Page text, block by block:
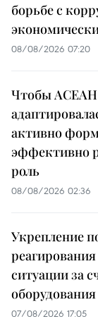
борьбе с
08/08/2026 07:20
Чтобы АСЕАН
активно
эффективно
роль
08/08/2026 02:36
Укрепление
ситуации за
оборудования
07/08/2026 17:05